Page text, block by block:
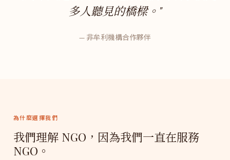
多人聽見的橋樑。"
— 非牟利機構合作夥伴
為什麼選擇我們
我們理解 NGO，因為我們一直在服務
NGO。